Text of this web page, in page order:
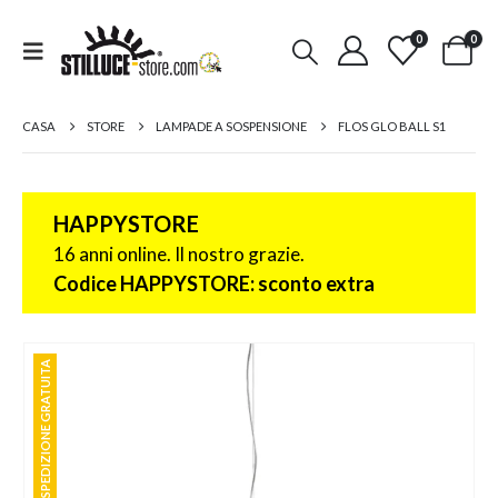
0 0
CASA STORE LAMPADE A SOSPENSIONE FLOS GLO BALL S1
HAPPYSTORE
16 anni online. Il nostro grazie.
Codice HAPPYSTORE: sconto extra
SPEDIZIONE GRATUITA
SPEDIZIONE GRATUITA